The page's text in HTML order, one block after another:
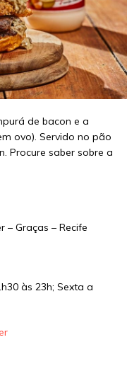
de bacon e a
ovo). Servido no pão
Procure saber sobre a
– Graças – Recife
às 23h; Sexta a